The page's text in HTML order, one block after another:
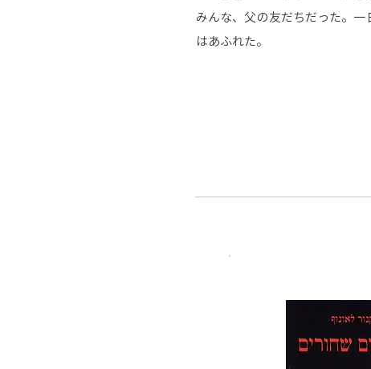
みんな、父の友だちだった。
はあふれた。